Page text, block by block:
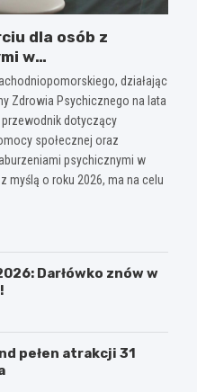
dla osób z
w
2026 rok
działając
Zdrowia Psychicznego na lata
dotyczący
społecznej oraz
psychicznymi w
myślą o roku 2026, ma na celu
Darłówko znów w
pełen atrakcji 31